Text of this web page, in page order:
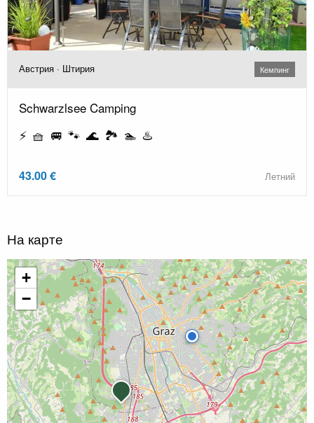
Австрия · Штирия Кемпинг
Schwarzlsee Camping
⚡ 🧺 🚐 🐾 🌊 🏞️ 🏊 ♨️
43.00 € Летний
На карте
+
−